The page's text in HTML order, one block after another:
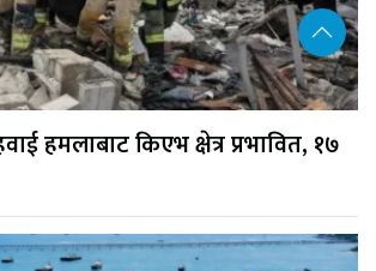
हमलाबाट किएभ क्षेत्र प्रभावित, १७